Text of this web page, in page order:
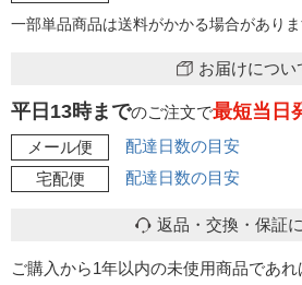
一部単品商品は送料がかかる場合がありま
お届けについ
平日13時までのご注文で最短当日
メール便
配達日数の目安
宅配便
配達日数の目安
返品・交換・保証
ご購入から1年以内の未使用商品であれ